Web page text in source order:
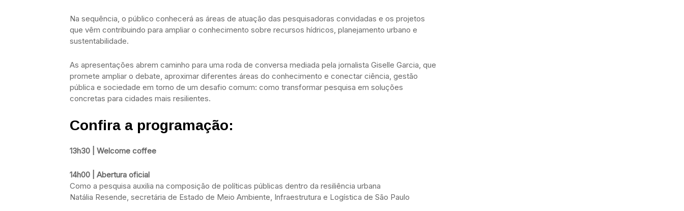
Na sequência, o público conhecerá as áreas de atuação das pesquisadoras convidadas e os projetos
que vêm contribuindo para ampliar o conhecimento sobre recursos hídricos, planejamento urbano e
sustentabilidade.
As apresentações abrem caminho para uma roda de conversa mediada pela jornalista Giselle Garcia, que
promete ampliar o debate, aproximar diferentes áreas do conhecimento e conectar ciência, gestão
pública e sociedade em torno de um desafio comum: como transformar pesquisa em soluções
concretas para cidades mais resilientes.
Confira a programação:
13h30 | Welcome coffee
14h00 | Abertura oficial
Como a pesquisa auxilia na composição de políticas públicas dentro da resiliência urbana
Natália Resende, secretária de Estado de Meio Ambiente, Infraestrutura e Logística de São Paulo